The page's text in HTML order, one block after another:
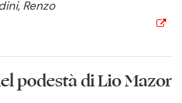
Renzo
podestà di Lio Mazor